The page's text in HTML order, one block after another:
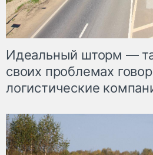
Идеальный шторм —
своих проблемах
логистические